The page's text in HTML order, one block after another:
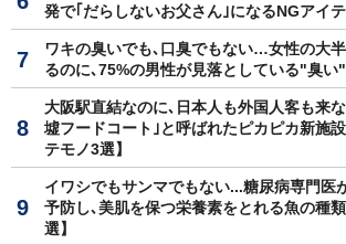
発で｢だらしないお父さん｣になるNGアイ
ワキの臭いでも､口臭でもない…女性の大
るのに､75%の男性が見落としている"臭い
大阪駅直結なのに､日本人も外国人客も来
墟フードコート｣と呼ばれたピカピカ新施
テモノ3選】
イワシでもサンマでもない...糖尿病専門医
予防し､美肌を保つ栄養素をとれる魚の種
選】